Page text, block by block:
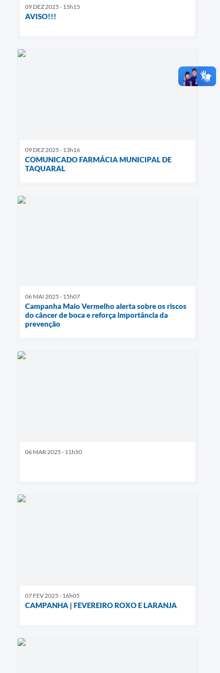
09 DEZ 2025 - 15h15
AVISO!!!
09 DEZ 2025 - 13h16
COMUNICADO FARMÁCIA MUNICIPAL DE
TAQUARAL
06 MAI 2025 - 15h07
Campanha Maio Vermelho alerta sobre os riscos
do câncer de boca e reforça importância da
prevenção
06 MAR 2025 - 11h50
07 FEV 2025 - 16h05
CAMPANHA | FEVEREIRO ROXO E LARANJA